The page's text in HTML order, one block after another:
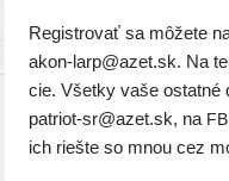
Registrovať sa môže­te
akon-larp@azet.sk. Na
cie. Všetky vaše ostat­né
patriot-sr@azet.sk, na FB
ich rieš­te so mnou cez